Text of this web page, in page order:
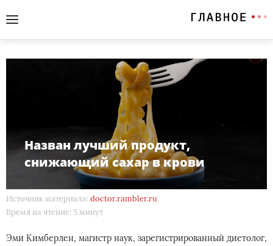
Назван лучший продукт,
снижающий сахар в крови
Источник материала: doctor.rambler.ru
Время на чтение: 5 минут
Эми Кимберлен, магистр наук, зарегистрированный диетолог,